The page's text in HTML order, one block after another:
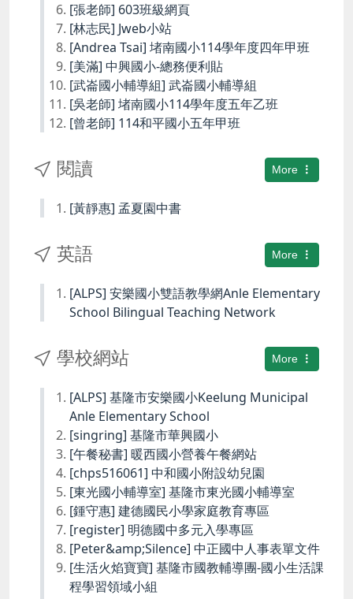
[張老師] 603班級網頁
[林志民] Jweb小站
[Andrea Tsai] 堵南國小114學年度四年甲班
[美滿] 中興國小-總務便利貼
[武崙國小輔導組] 武崙國小輔導組
[吳老師] 堵南國小114學年度五年乙班
[曾老師] 114和平國小五年甲班
More
閱讀
[黃靜惠] 孟夏園中書
More
英語
[ALPS] 安樂國小雙語教學網Anle Elementary
School Bilingual Teaching Network
More
學校網站
[ALPS] 基隆市安樂國小Keelung Municipal
Anle Elementary School
[singring] 基隆市華興國小
[午餐秘書] 暖西國小營養午餐網站
[chps516061] 中和國小附設幼兒園
[東光國小輔導室] 基隆市東光國小輔導室
[鍾守惠] 建德國民小學家庭教育專區
[register] 明德國中多元入學專區
[Peter&amp;Silence] 中正國中人事表單文件
[生活火焰寶寶] 基隆市國教輔導團-國小生活課
程學習領域小組